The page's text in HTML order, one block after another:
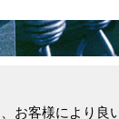
お客様により良